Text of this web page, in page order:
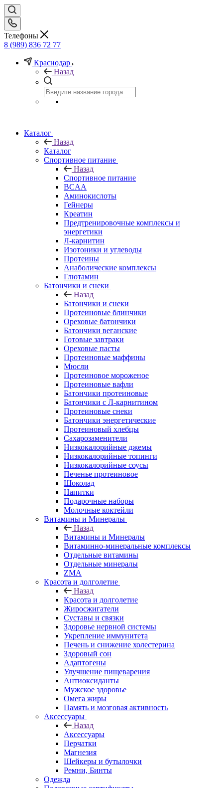
Телефоны
8 (989) 836 72 77
Краснодар
Назад
Каталог
Назад
Каталог
Спортивное питание
Назад
Спортивное питание
BCAA
Аминокислоты
Гейнеры
Креатин
Предтренировочные комплексы и
энергетики
Л-карнитин
Изотоники и углеводы
Протеины
Анаболические комплексы
Глютамин
Батончики и снеки
Назад
Батончики и снеки
Протеиновые блинчики
Ореховые батончики
Батончики веганские
Готовые завтраки
Ореховые пасты
Протеиновые маффины
Мюсли
Протеиновое мороженое
Протеиновые вафли
Батончики протеиновые
Батончики с Л-карнитином
Протеиновые снеки
Батончики энергетические
Протеиновый хлебцы
Сахарозаменители
Низкокалорийные джемы
Низкокалорийные топинги
Низкокалорийные соусы
Печенье протеиновое
Шоколад
Напитки
Подарочные наборы
Молочные коктейли
Витамины и Минералы
Назад
Витамины и Минералы
Витаминно-минеральные комплексы
Отдельные витамины
Отдельные минералы
ZMA
Красота и долголетие
Назад
Красота и долголетие
Жиросжигатели
Суставы и связки
Здоровье нервной системы
Укрепление иммунитета
Печень и снижение холестерина
Здоровый сон
Адаптогены
Улучшение пищеварения
Антиоксиданты
Мужское здоровье
Омега жиры
Память и мозговая активность
Аксессуары
Назад
Аксессуары
Перчатки
Магнезия
Шейкеры и бутылочки
Ремни, Бинты
Одежда